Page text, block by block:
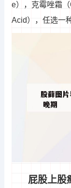
e），克霉唑霜
Acid），任选一
屁股上股